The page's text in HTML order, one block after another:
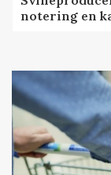
notering en